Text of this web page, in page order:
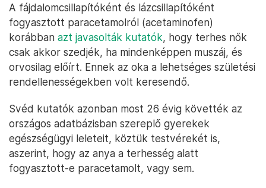
A fájdalomcsillapítóként és lázcsillapítóként
fogyasztott paracetamolról (acetaminofen)
korábban azt javasolták kutatók, hogy terhes nők
csak akkor szedjék, ha mindenképpen muszáj, és
orvosilag előírt. Ennek az oka a lehetséges születési
rendellenességekben volt keresendő.
Svéd kutatók azonban most 26 évig követték az
országos adatbázisban szereplő gyerekek
egészségügyi leleteit, köztük testvérekét is,
aszerint, hogy az anya a terhesség alatt
fogyasztott-e paracetamolt, vagy sem.